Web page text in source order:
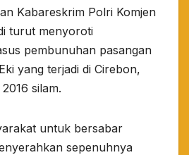
Kabareskrim Polri Komjen
turut menyoroti
pembunuhan pasangan
yang terjadi di Cirebon,
silam.
untuk bersabar
sepenuhnya